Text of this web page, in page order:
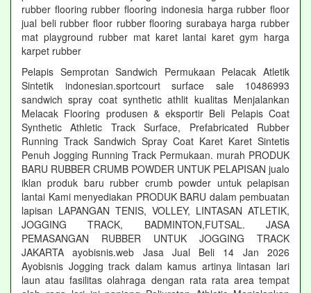
rubber flooring rubber flooring indonesia harga rubber floor
jual beli rubber floor rubber flooring surabaya harga rubber
mat playground rubber mat karet lantai karet gym harga
karpet rubber
Pelapis Semprotan Sandwich Permukaan Pelacak Atletik
Sintetik indonesian.sportcourt surface sale 10486993
sandwich spray coat synthetic athlit kualitas Menjalankan
Melacak Flooring produsen & eksportir Beli Pelapis Coat
Synthetic Athletic Track Surface, Prefabricated Rubber
Running Track Sandwich Spray Coat Karet Karet Sintetis
Penuh Jogging Running Track Permukaan. murah PRODUK
BARU RUBBER CRUMB POWDER UNTUK PELAPISAN jualo
iklan produk baru rubber crumb powder untuk pelapisan
lantai Kami menyediakan PRODUK BARU dalam pembuatan
lapisan LAPANGAN TENIS, VOLLEY, LINTASAN ATLETIK,
JOGGING TRACK, BADMINTON,FUTSAL. JASA
PEMASANGAN RUBBER UNTUK JOGGING TRACK
JAKARTA ayobisnis.web Jasa Jual Beli 14 Jan 2026
Ayobisnis Jogging track dalam kamus artinya lintasan lari
laun atau fasilitas olahraga dengan rata rata area tempat